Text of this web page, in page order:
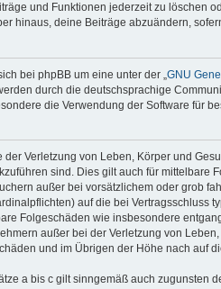
und Funktionen jederzeit zu löschen
hinaus, deine Beiträge abzuändern,
bei phpBB um eine unter der „ GNU
durch die deutschsprachige
die Verwendung der Software für
der Verletzung von Leben, Körper und
sind. Dies gilt auch für mittelbare
außer bei vorsätzlichem oder grob
auf die bei
Folgeschäden wie insbesondere
außer bei der Verletzung von
und im Übrigen der Höhe nach auf
a bis c gilt sinngemäß auch zugunsten